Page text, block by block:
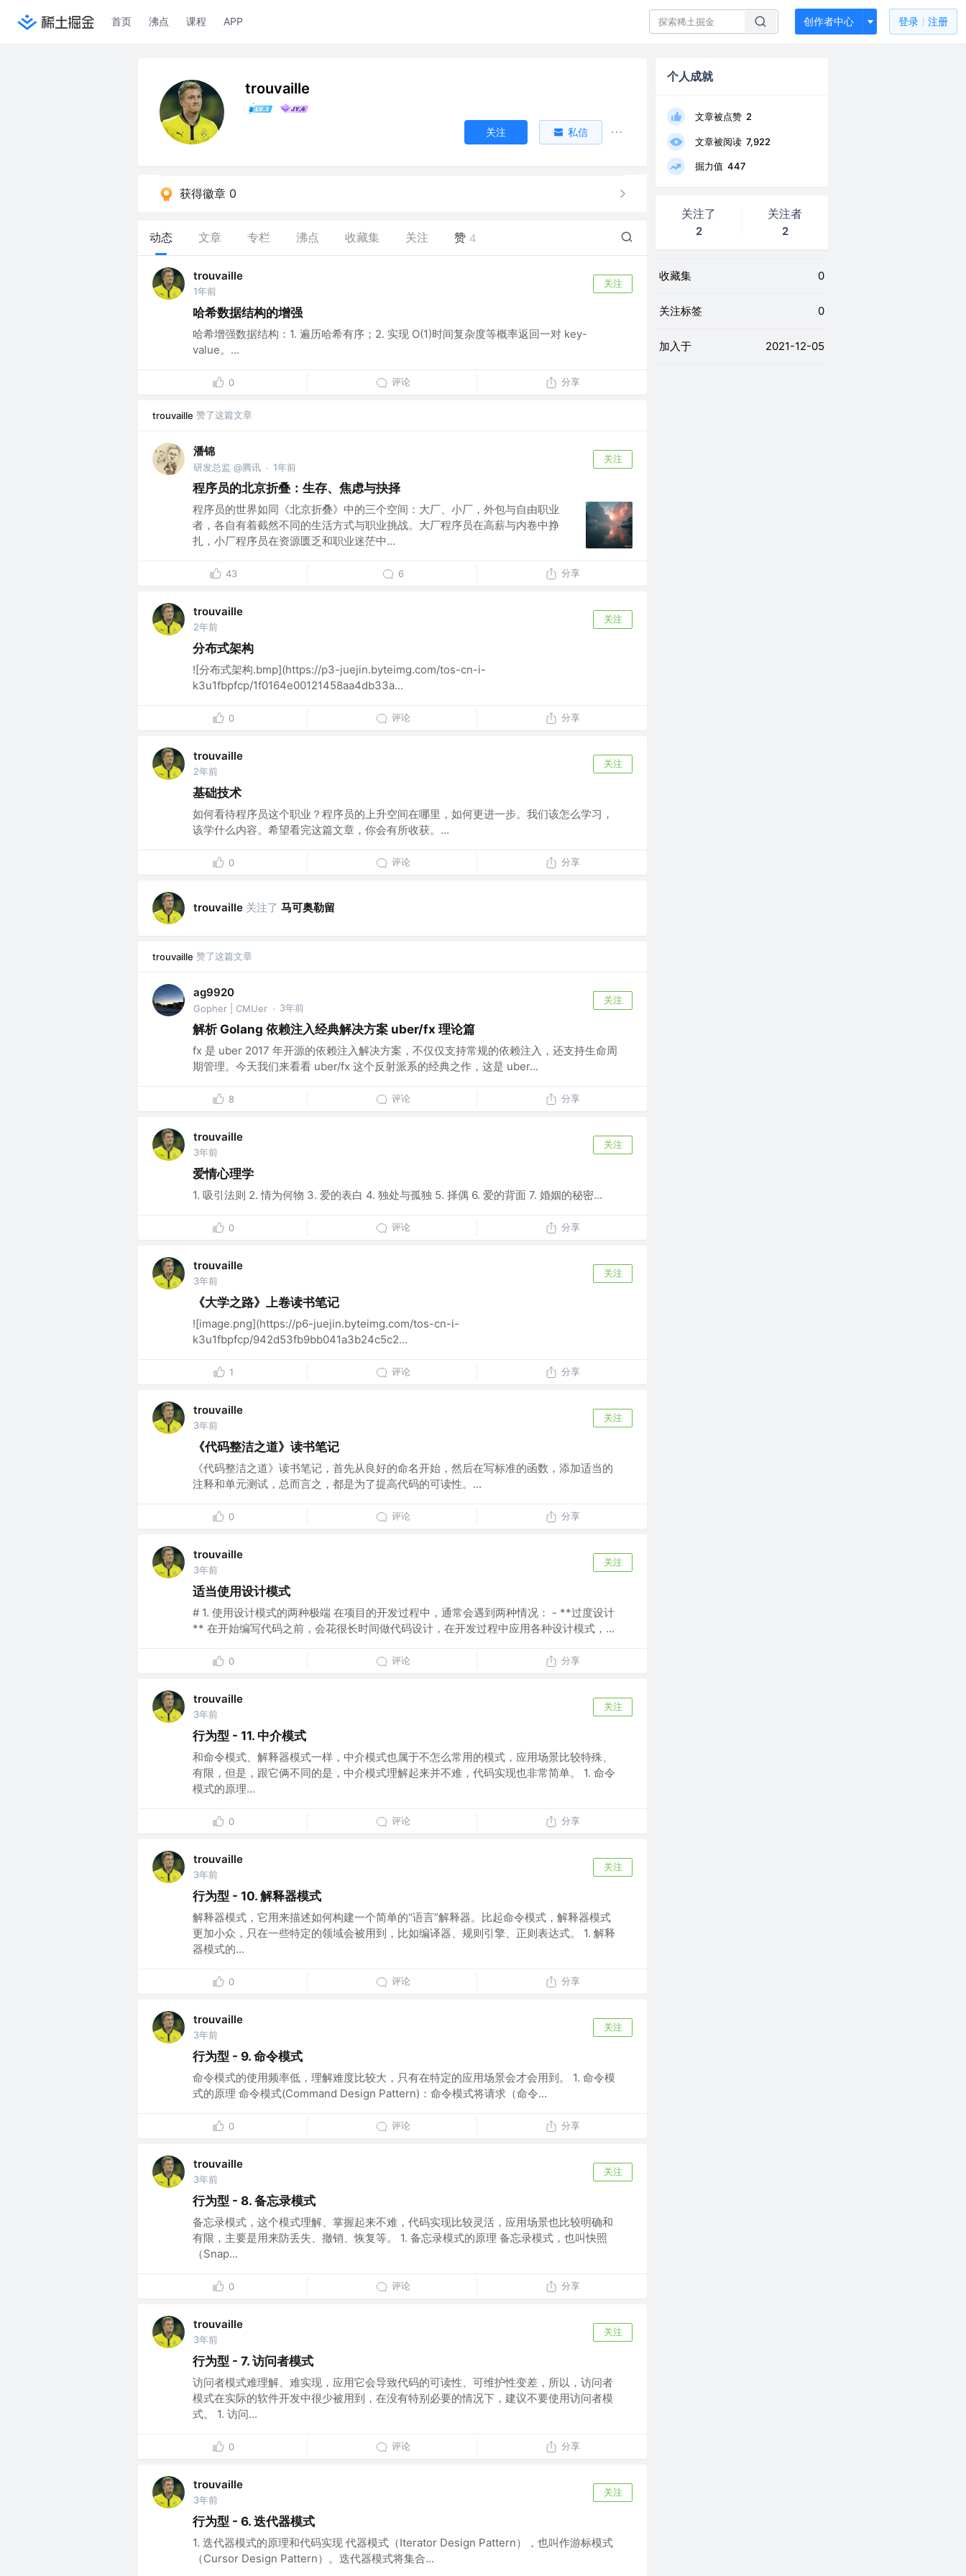
首页 沸点 课程 APP 创作者中心 登录 注册
trouvaille
关注 私信
获得徽章 0
动态 文章 专栏 沸点 收藏集 关注 赞 4
trouvaille
1年前
关注
哈希数据结构的增强
哈希增强数据结构：1. 遍历哈希有序；2. 实现 O(1)时间复杂度等概率返回一对 key-
value。...
0 评论 分享
trouvaille 赞了这篇文章
潘锦
研发总监 @腾讯 · 1年前
关注
程序员的北京折叠：生存、焦虑与抉择
程序员的世界如同《北京折叠》中的三个空间：大厂、小厂，外包与自由职业
者，各自有着截然不同的生活方式与职业挑战。大厂程序员在高薪与内卷中挣
扎，小厂程序员在资源匮乏和职业迷茫中...
43 6 分享
trouvaille
2年前
关注
分布式架构
![分布式架构.bmp](https://p3-juejin.byteimg.com/tos-cn-i-
k3u1fbpfcp/1f0164e00121458aa4db33a...
0 评论 分享
trouvaille
2年前
关注
基础技术
如何看待程序员这个职业？程序员的上升空间在哪里，如何更进一步。我们该怎么学习，
该学什么内容。希望看完这篇文章，你会有所收获。...
0 评论 分享
trouvaille 关注了 马可奥勒留
trouvaille 赞了这篇文章
ag9920
Gopher | CMUer · 3年前
关注
解析 Golang 依赖注入经典解决方案 uber/fx 理论篇
fx 是 uber 2017 年开源的依赖注入解决方案，不仅仅支持常规的依赖注入，还支持生命周
期管理。今天我们来看看 uber/fx 这个反射派系的经典之作，这是 uber...
8 评论 分享
trouvaille
3年前
关注
爱情心理学
1. 吸引法则 2. 情为何物 3. 爱的表白 4. 独处与孤独 5. 择偶 6. 爱的背面 7. 婚姻的秘密...
0 评论 分享
trouvaille
3年前
关注
《大学之路》上卷读书笔记
![image.png](https://p6-juejin.byteimg.com/tos-cn-i-
k3u1fbpfcp/942d53fb9bb041a3b24c5c2...
1 评论 分享
trouvaille
3年前
关注
《代码整洁之道》读书笔记
《代码整洁之道》读书笔记，首先从良好的命名开始，然后在写标准的函数，添加适当的
注释和单元测试，总而言之，都是为了提高代码的可读性。...
0 评论 分享
trouvaille
3年前
关注
适当使用设计模式
# 1. 使用设计模式的两种极端 在项目的开发过程中，通常会遇到两种情况： - **过度设计
** 在开始编写代码之前，会花很长时间做代码设计，在开发过程中应用各种设计模式，...
0 评论 分享
trouvaille
3年前
关注
行为型 - 11. 中介模式
和命令模式、解释器模式一样，中介模式也属于不怎么常用的模式，应用场景比较特殊、
有限，但是，跟它俩不同的是，中介模式理解起来并不难，代码实现也非常简单。 1. 命令
模式的原理...
0 评论 分享
trouvaille
3年前
关注
行为型 - 10. 解释器模式
解释器模式，它用来描述如何构建一个简单的“语言”解释器。比起命令模式，解释器模式
更加小众，只在一些特定的领域会被用到，比如编译器、规则引擎、正则表达式。 1. 解释
器模式的...
0 评论 分享
trouvaille
3年前
关注
行为型 - 9. 命令模式
命令模式的使用频率低，理解难度比较大，只有在特定的应用场景会才会用到。 1. 命令模
式的原理 命令模式(Command Design Pattern)：命令模式将请求（命令...
0 评论 分享
trouvaille
3年前
关注
行为型 - 8. 备忘录模式
备忘录模式，这个模式理解、掌握起来不难，代码实现比较灵活，应用场景也比较明确和
有限，主要是用来防丢失、撤销、恢复等。 1. 备忘录模式的原理 备忘录模式，也叫快照
（Snap...
0 评论 分享
trouvaille
3年前
关注
行为型 - 7. 访问者模式
访问者模式难理解、难实现，应用它会导致代码的可读性、可维护性变差，所以，访问者
模式在实际的软件开发中很少被用到，在没有特别必要的情况下，建议不要使用访问者模
式。 1. 访问...
0 评论 分享
trouvaille
3年前
关注
行为型 - 6. 迭代器模式
1. 迭代器模式的原理和代码实现 代器模式（Iterator Design Pattern），也叫作游标模式
（Cursor Design Pattern）。迭代器模式将集合...
个人成就
文章被点赞 2
文章被阅读 7,922
掘力值 447
关注了
2
关注者
2
收藏集 0
关注标签 0
加入于 2021-12-05